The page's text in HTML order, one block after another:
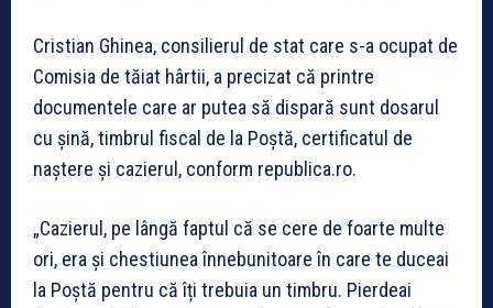
Cristian Ghinea, consilierul de stat care s-a ocupat de
Comisia de tăiat hârtii, a precizat că printre
documentele care ar putea să dispară sunt dosarul
cu șină, timbrul fiscal de la Poștă, certificatul de
naștere și cazierul, conform republica.ro.
„Cazierul, pe lângă faptul că se cere de foarte multe
ori, era și chestiunea înnebunitoare în care te duceai
la Poștă pentru că îți trebuia un timbru. Pierdeai